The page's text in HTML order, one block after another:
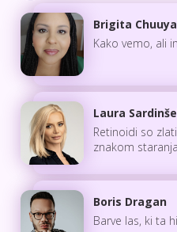
Brigita Chuuya
Kako vemo, ali
Laura
Retinoidi so
znakom staranja
Boris Dragan
Barve las, ki ta